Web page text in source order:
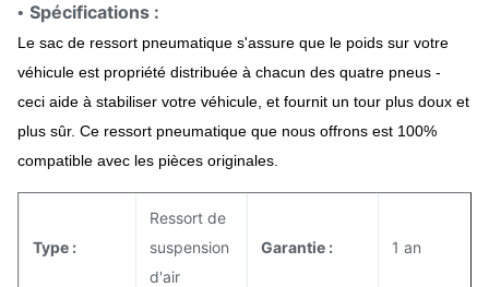
• Spécifications :
Le sac de ressort pneumatique s'assure que le poids sur votre
véhicule est propriété distribuée à chacun des quatre pneus -
ceci aide à stabiliser votre véhicule, et fournit un tour plus doux et
plus sûr. Ce ressort pneumatique que nous offrons est 100%
compatible avec les pièces originales.
Type :
Ressort de
suspension
d'air
Garantie : 1 an